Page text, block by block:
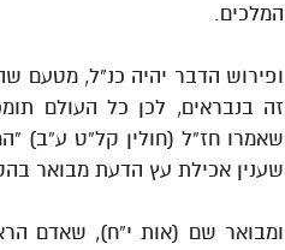
המלכים.
ופירוש הדבר יהיה כנ”ל, מטעם
זה בנבראים, לכן כל העולם
שאמרו חז”ל (חולין קל”ט ע”ב)
שענין אכילת עץ הדעת מבואר
ומבואר שם (אות י”ח), שאדם